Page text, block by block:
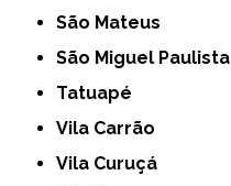
São Mateus
São Miguel Paulista
Tatuapé
Vila Carrão
Vila Curuçá